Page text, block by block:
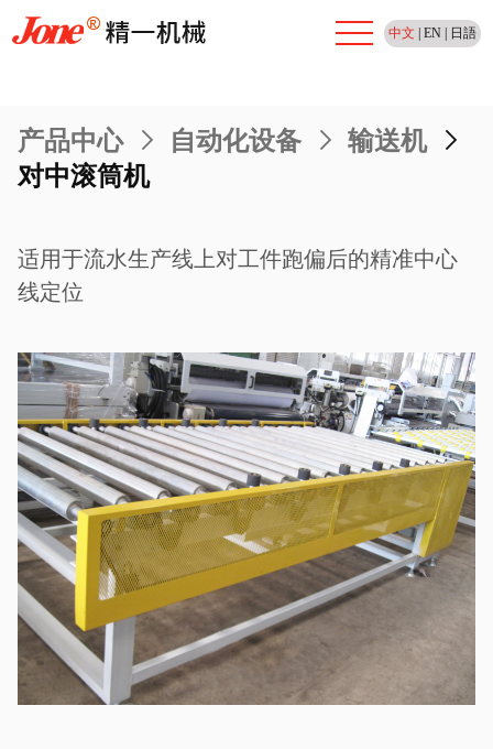
中文 EN| 日語
产品中心 > 自动化设备 > 输送机
>
对中滚筒机
适用于流水生产线上对工件跑偏后的精准中心
线定位